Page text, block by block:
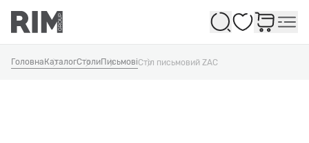
Обране
Головна КаталогСтолиПисьмовіСтіл письмовий ZAC